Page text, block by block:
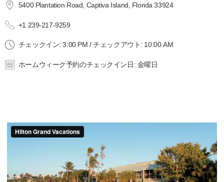
5400 Plantation Road, Captiva Island, Florida 33924
+1 239-217-9259
チェックイン: 3:00 PM / チェックアウト: 10:00 AM
ホームウィーク予約のチェックイン日: 金曜日